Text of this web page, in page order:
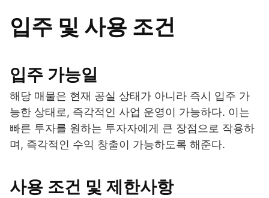
입주 및 사용 조건
입주 가능일
해당 매물은 현재 공실 상태가 아니라 즉시 입주 가
능한 상태로, 즉각적인 사업 운영이 가능하다. 이는
빠른 투자를 원하는 투자자에게 큰 장점으로 작용하
며, 즉각적인 수익 창출이 가능하도록 해준다.
사용 조건 및 제한사항